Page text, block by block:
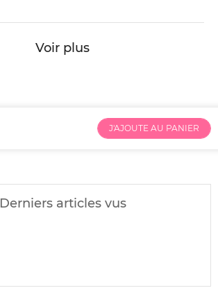
Voir plus
J'AJOUTE AU PANIER
Derniers articles vus